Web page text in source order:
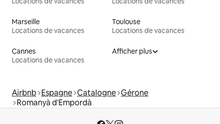
Marseille
Locations de vacances
Toulouse
Locations de vacances
Cannes
Locations de vacances
Afficher plus
Airbnb Espagne Catalogne Gérone
Romanyà d'Empordà